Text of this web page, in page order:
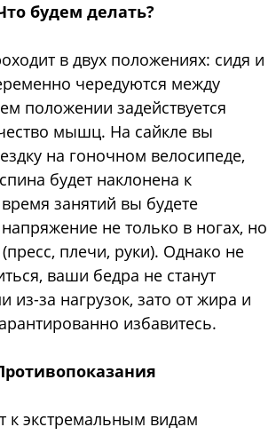
будем делать?
в двух положениях: сидя и
чередуются между
положении задействуется
мышц. На сайкле вы
на гоночном велосипеде,
будет наклонена к
занятий вы будете
напряжение не только в ногах, но
плечи, руки). Однако не
ваши бедра не станут
из-за нагрузок, зато от жира и
избавитесь.
к экстремальным видам